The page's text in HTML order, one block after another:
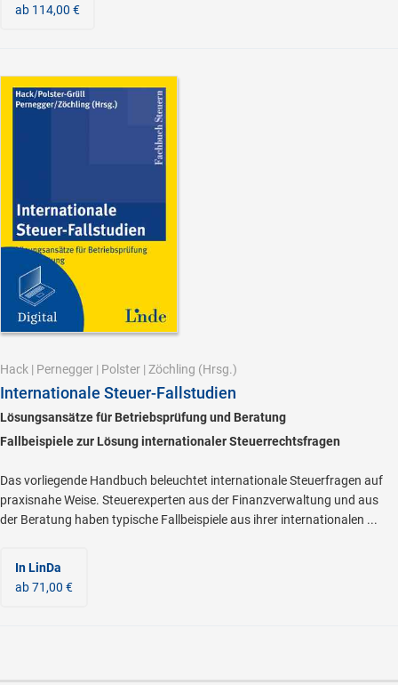
ab 114,00 €
Hack | Pernegger | Polster | Zöchling (Hrsg.)
Internationale Steuer-Fallstudien
Lösungsansätze für Betriebsprüfung und Beratung
Fallbeispiele zur Lösung internationaler Steuerrechtsfragen
Das vorliegende Handbuch beleuchtet internationale Steuerfragen auf
praxisnahe Weise. Steuerexperten aus der Finanzverwaltung und aus
der Beratung haben typische Fallbeispiele aus ihrer internationalen ...
In LinDa
ab 71,00 €